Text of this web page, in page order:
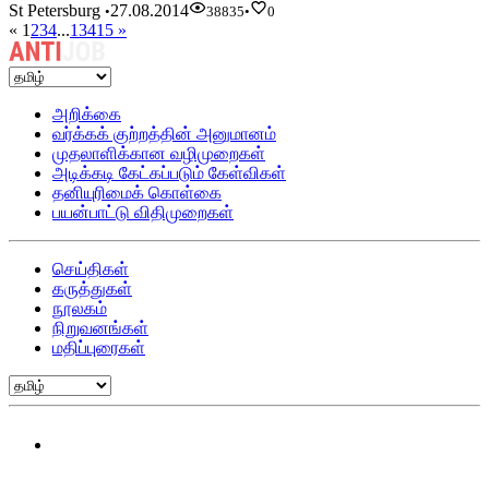
St Petersburg •27.08.2014 38835• 0
« 1234...13415 »
அறிக்கை
வர்க்கக் குற்றத்தின் அனுமானம்
முதலாளிக்கான வழிமுறைகள்
அடிக்கடி கேட்கப்படும் கேள்விகள்
தனியுரிமைக் கொள்கை
பயன்பாட்டு விதிமுறைகள்
செய்திகள்
கருத்துகள்
நூலகம்
நிறுவனங்கள்
மதிப்புரைகள்